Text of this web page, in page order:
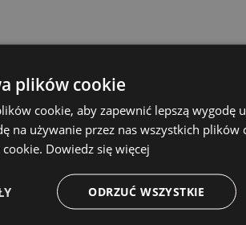
plików cookie
cookie, aby zapewnić lepszą wygodę
na używanie przez nas wszystkich
Dowiedz się więcej
ODRZUĆ WSZYSTKIE